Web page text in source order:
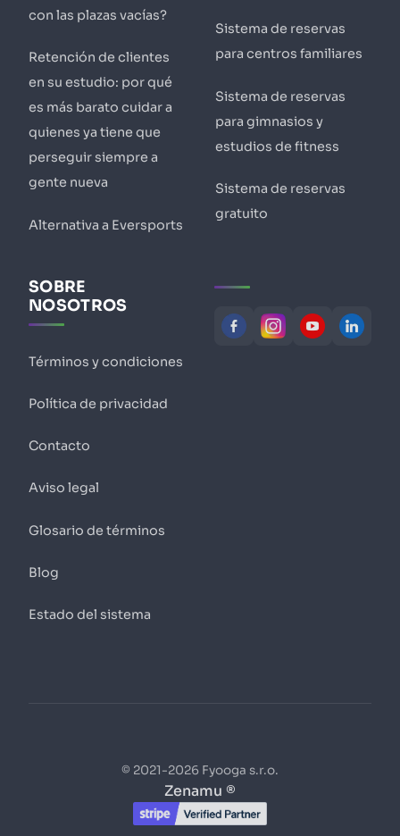
con las plazas vacías?
Retención de clientes
en su estudio: por qué
es más barato cuidar a
quienes ya tiene que
perseguir siempre a
gente nueva
Alternativa a Eversports
Sistema de reservas
para centros familiares
Sistema de reservas
para gimnasios y
estudios de fitness
Sistema de reservas
gratuito
SOBRE
NOSOTROS
Términos y condiciones
Política de privacidad
Contacto
Aviso legal
Glosario de términos
Blog
Estado del sistema
© 2021-2026 Fyooga s.r.o.
Zenamu ®